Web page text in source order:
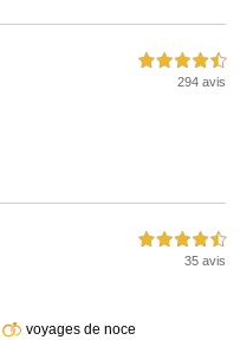
4,5 étoiles sur 5
294 avis
4,5 étoiles sur 5
35 avis
voyages de noce